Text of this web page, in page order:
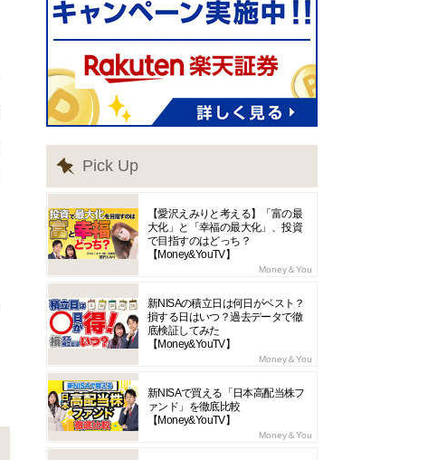
Pick Up
【愛沢えみりと考える】「富の最
大化」と「幸福の最大化」、投資
で目指すのはどっち？
【Money&YouTV】
Money＆You
新NISAの積立日は何日がベスト？
損する日はいつ？過去データで徹
底検証してみた
【Money&YouTV】
Money＆You
新NISAで買える「日本高配当株フ
ァンド」を徹底比較
【Money&YouTV】
Money＆You